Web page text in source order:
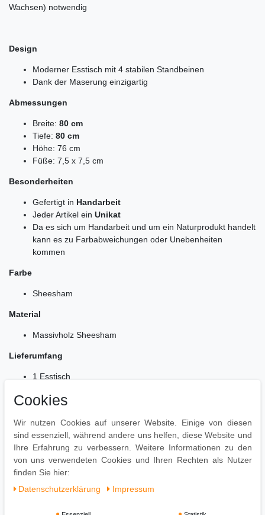
Wachsen) notwendig
Design
Moderner Esstisch mit 4 stabilen Standbeinen
Dank der Maserung einzigartig
Abmessungen
Breite: 80 cm
Tiefe: 80 cm
Höhe: 76 cm
Füße: 7,5 x 7,5 cm
Besonderheiten
Gefertigt in Handarbeit
Jeder Artikel ein Unikat
Da es sich um Handarbeit und um ein Naturprodukt handelt
kann es zu Farbabweichungen oder Unebenheiten
kommen
Farbe
Sheesham
Material
Massivholz Sheesham
Lieferumfang
1 Esstisch
Lieferzustand: zerlegt und praktisch verpackt
Leicht verständliche Montageanleitung inklusive
Einfacher und schneller Aufbau dank gut durchdachter
Konstruktion
Cookies
Wir nutzen Cookies auf unserer Website. Einige von diesen
sind essenziell, während andere uns helfen, diese Website und
Ihre Erfahrung zu verbessern. Weitere Informationen zu den
von uns verwendeten Cookies und Ihren Rechten als Nutzer
finden Sie hier:
Daten­schutz­erklärung
Impressum